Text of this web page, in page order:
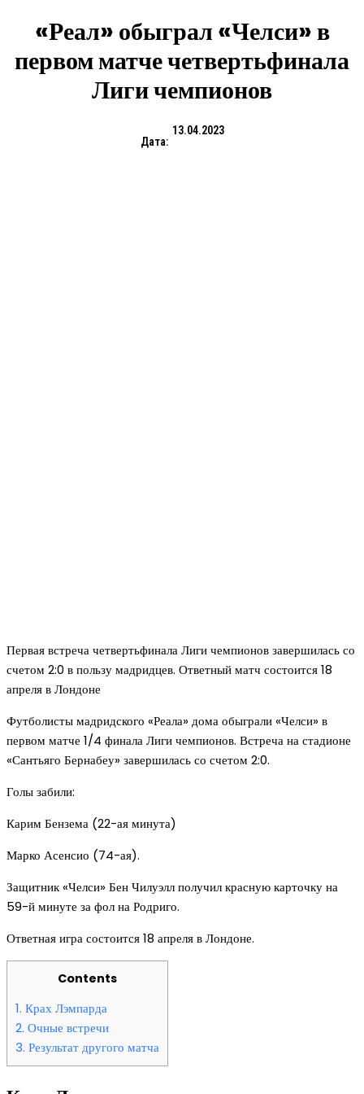
«Реал» обыграл «Челси» в
первом матче четвертьфинала
Лиги чемпионов
Дата:
13.04.2023
Первая встреча четвертьфинала Лиги чемпионов завершилась со
счетом 2:0 в пользу мадридцев. Ответный матч состоится 18
апреля в Лондоне
Футболисты мадридского «Реала» дома обыграли «Челси» в
первом матче 1/4 финала Лиги чемпионов. Встреча на стадионе
«Сантьяго Бернабеу» завершилась со счетом 2:0.
Голы забили:
Карим Бензема (22-ая минута)
Марко Асенсио (74-ая).
Защитник «Челси» Бен Чилуэлл получил красную карточку на
59-й минуте за фол на Родриго.
Ответная игра состоится 18 апреля в Лондоне.
Contents
1. Крах Лэмпарда
2. Очные встречи
3. Результат другого матча